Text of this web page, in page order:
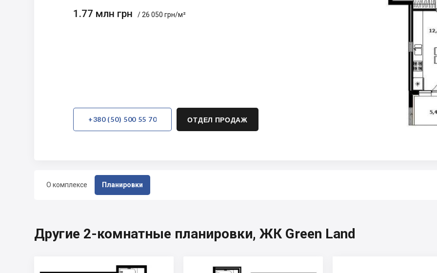
О комплексе Планировки
1.77 млн грн / 26 050 грн/м²
+380 (50) 500 55 70 ОТДЕЛ ПРОДАЖ
Другие 2-комнатные планировки, ЖК Green Land